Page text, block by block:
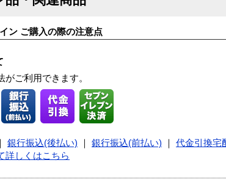
ン ご購入の際の注意点
がご利用できます。
銀行振込(後払い) 銀行振込(前払い) 代金引換宅
詳しくはこちら